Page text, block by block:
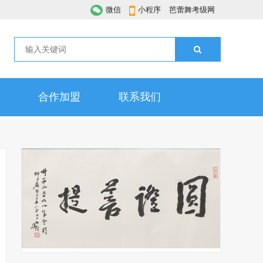
微信 小程序 芭蕾舞考级网
合作加盟 联系我们